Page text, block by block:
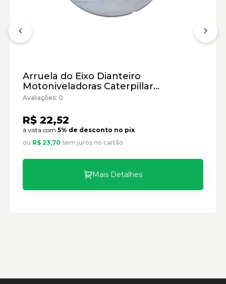
Carregadeira de Rodas Caterpillar:
Motoniveladora Caterpillar:
Material:
Modelo:
Comprimento:
Largura:
Altura:
Peso:
Arruela do Eixo Dianteiro
Motoniveladoras Caterpillar
Cód:9D3523 - Paralelo
Avaliações: 0
R$ 22,52
à vista com 5% de desconto no pix
ou R$ 23,70 sem juros no cartão
Mais Detalhes